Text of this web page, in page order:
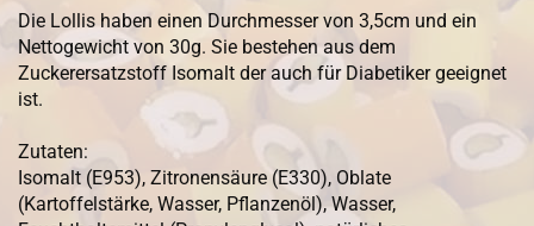
Die Lollis haben einen Durchmesser von 3,5cm und ein
Nettogewicht von 30g. Sie bestehen aus dem
Zuckerersatzstoff Isomalt der auch für Diabetiker geeignet
ist.
Zutaten:
Isomalt (E953), Zitronensäure (E330), Oblate
(Kartoffelstärke, Wasser, Pflanzenöl), Wasser,